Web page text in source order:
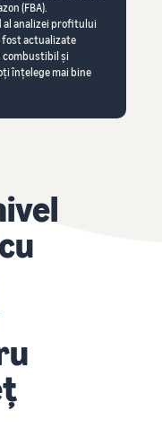
(FBA).
al analizei profitului
actualizate
și
înțelege mai bine